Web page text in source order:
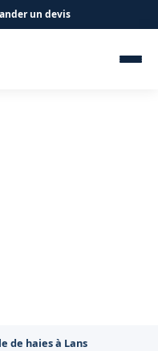
un devis
de haies à Lans